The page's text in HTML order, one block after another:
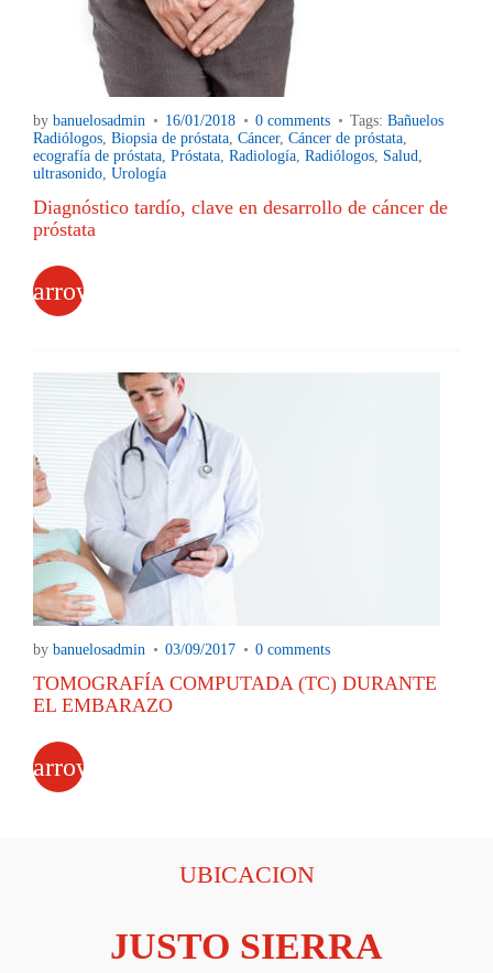
by banuelosadmin 16/01/2018 0 comments Tags: Bañuelos
Radiólogos, Biopsia de próstata, Cáncer, Cáncer de próstata,
ecografía de próstata, Próstata, Radiología, Radiólogos, Salud,
ultrasonido, Urología
Diagnóstico tardío, clave en desarrollo de cáncer de
próstata
arrow_forward
by banuelosadmin 03/09/2017 0 comments
TOMOGRAFÍA COMPUTADA (TC) DURANTE
EL EMBARAZO
arrow_forward
UBICACION
JUSTO SIERRA